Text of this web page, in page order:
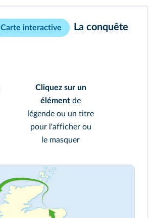
Carte interactive
La conquête
Cliquez sur un
élément de
légende ou un titre
pour l'afficher ou
le masquer